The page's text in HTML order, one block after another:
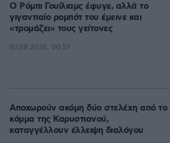
Ο Ρόμπι Γουίλιαμς έφυγε, αλλά το
γιγαντιαίο ρομπότ του έμεινε και
«τρομάζει» τους γείτονες
07.08.2026, 00:57
Αποχωρούν ακόμη δύο στελέχη από το
κόμμα της Καρυστιανού,
καταγγέλλουν έλλειψη διαλόγου